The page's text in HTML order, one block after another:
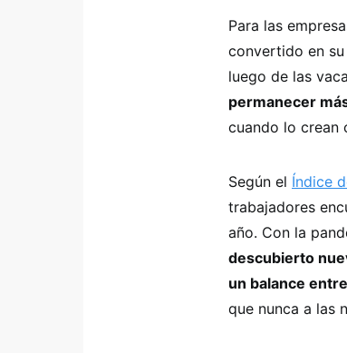
Para las
convertido en
luego de las
permanecer
cuando lo crean
Según el Índice
trabajadores
año. Con la
descubierto
un balance
que nunca a las